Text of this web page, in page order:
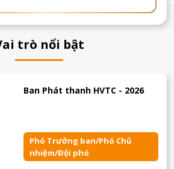
trò nổi bật
Ban Phát thanh HVTC - 2026
Phó Trưởng ban/Phó Chủ
nhiệm/Đội phó